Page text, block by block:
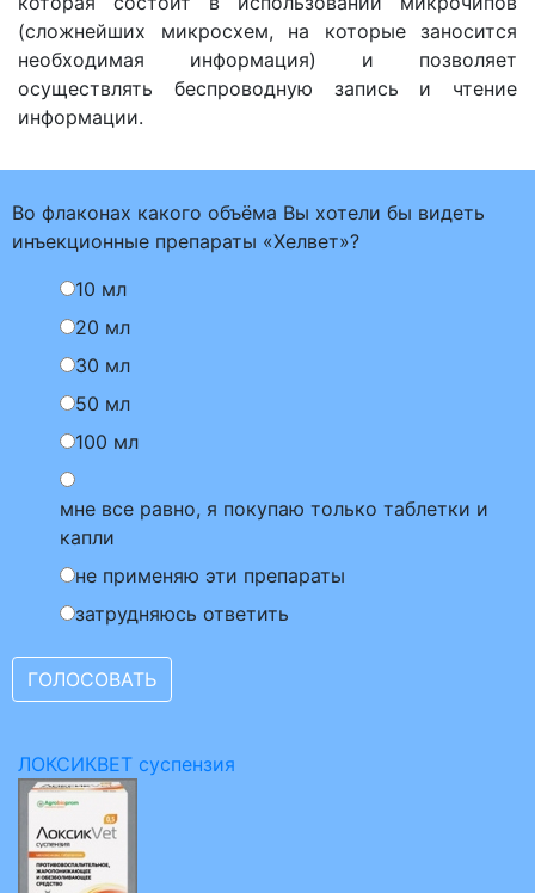
(сложнейших микросхем, на которые заносится
необходимая информация) и позволяет
осуществлять беспроводную запись и чтение
информации.
Во флаконах какого объёма Вы хотели бы видеть
инъекционные препараты «Хелвет»?
10 мл
20 мл
30 мл
50 мл
100 мл
мне все равно, я покупаю только таблетки и
капли
не применяю эти препараты
затрудняюсь ответить
ЛОКСИКВЕТ суспензия